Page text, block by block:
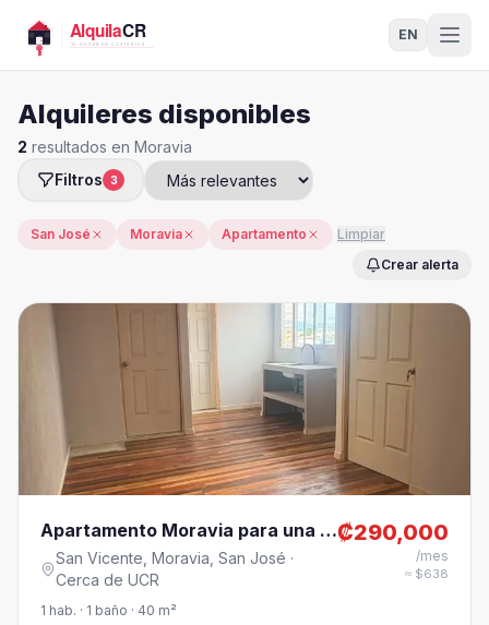
EN
Alquileres disponibles
2 resultados en Moravia
Filtros
3
San José Moravia Apartamento
Limpiar
Crear alerta
Apartamento Moravia para una pareja o una persona
San Vicente, Moravia San José ·
Cerca de UCR
1 hab. · 1 baño · 40 m²
₡290,000
/mes
≈ $638